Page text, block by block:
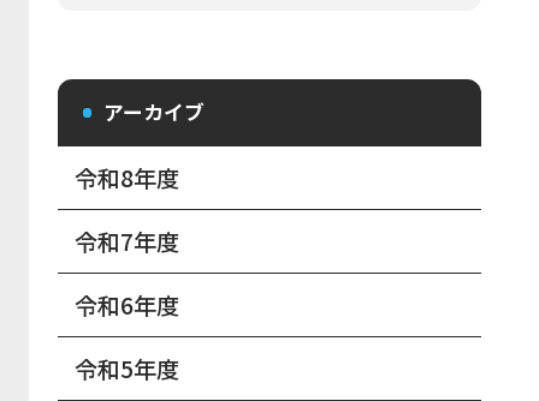
アーカイブ
令和8年度
令和7年度
令和6年度
令和5年度